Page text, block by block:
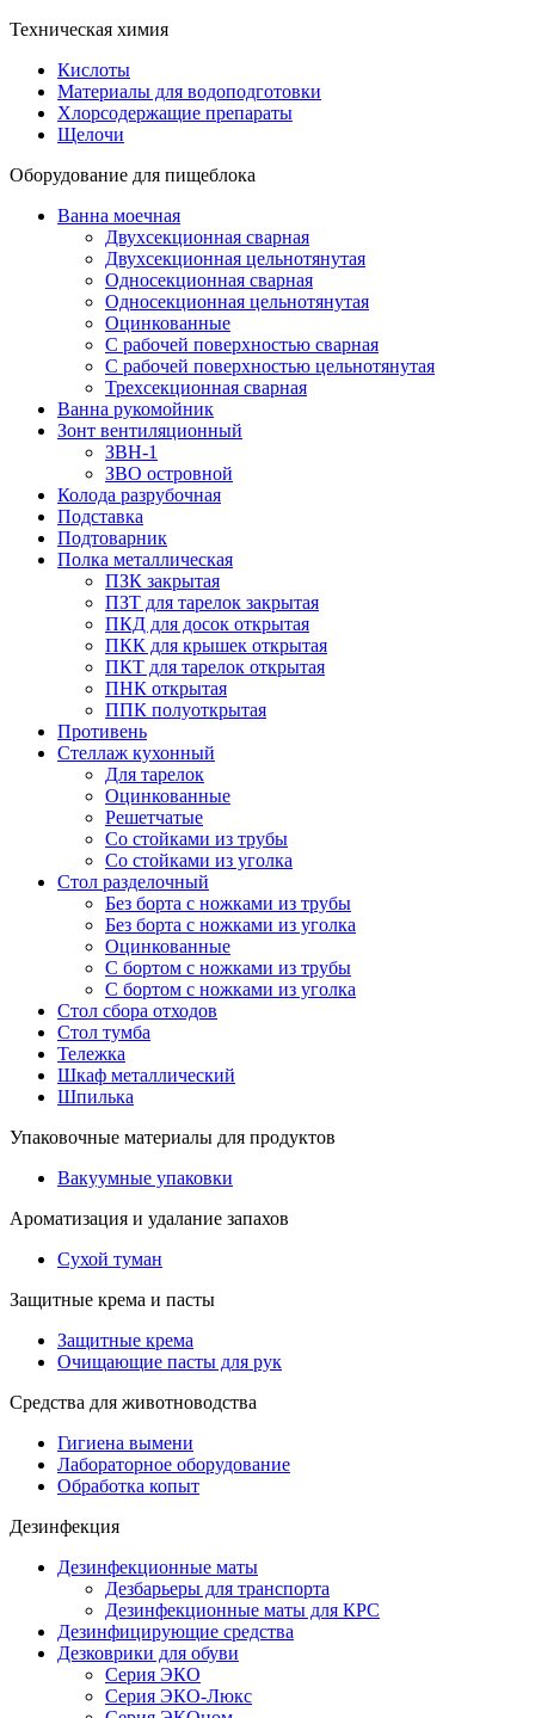
Техническая химия
Кислоты
Материалы для водоподготовки
Хлорсодержащие препараты
Щелочи
Оборудование для пищеблока
Ванна моечная
Двухсекционная сварная
Двухсекционная цельнотянутая
Односекционная сварная
Односекционная цельнотянутая
Оцинкованные
С рабочей поверхностью сварная
С рабочей поверхностью цельнотянутая
Трехсекционная сварная
Ванна рукомойник
Зонт вентиляционный
ЗВН-1
ЗВО островной
Колода разрубочная
Подставка
Подтоварник
Полка металлическая
ПЗК закрытая
ПЗТ для тарелок закрытая
ПКД для досок открытая
ПКК для крышек открытая
ПКТ для тарелок открытая
ПНК открытая
ППК полуоткрытая
Противень
Стеллаж кухонный
Для тарелок
Оцинкованные
Решетчатые
Со стойками из трубы
Со стойками из уголка
Стол разделочный
Без борта с ножками из трубы
Без борта с ножками из уголка
Оцинкованные
С бортом с ножками из трубы
С бортом с ножками из уголка
Стол сбора отходов
Стол тумба
Тележка
Шкаф металлический
Шпилька
Упаковочные материалы для продуктов
Вакуумные упаковки
Ароматизация и удалание запахов
Сухой туман
Защитные крема и пасты
Защитные крема
Очищающие пасты для рук
Средства для животноводства
Гигиена вымени
Лабораторное оборудование
Обработка копыт
Дезинфекция
Дезинфекционные маты
Дезбарьеры для транспорта
Дезинфекционные маты для КРС
Дезинфицирующие средства
Дезковрики для обуви
Серия ЭКО
Серия ЭКО-Люкс